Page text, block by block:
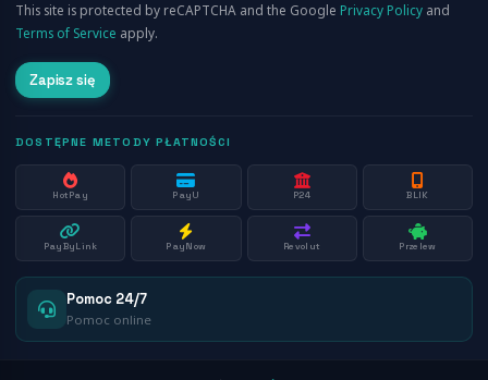
Aplikacja Mobilna
This site is protected by reCAPTCHA and the Google Privacy Policy and
Terms of Service apply.
Zapisz się
DOSTĘPNE METODY PŁATNOŚCI
HotPay PayU P24 BLIK
PayByLink PayNow Revolut Przelew
Pomoc 24/7
Pomoc online